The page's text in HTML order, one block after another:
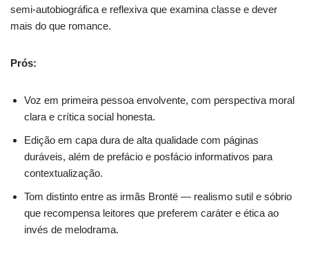
semi‑autobiográfica e reflexiva que examina classe e dever
mais do que romance.
Prós:
Voz em primeira pessoa envolvente, com perspectiva moral
clara e crítica social honesta.
Edição em capa dura de alta qualidade com páginas
duráveis, além de prefácio e posfácio informativos para
contextualização.
Tom distinto entre as irmãs Brontë — realismo sutil e sóbrio
que recompensa leitores que preferem caráter e ética ao
invés de melodrama.